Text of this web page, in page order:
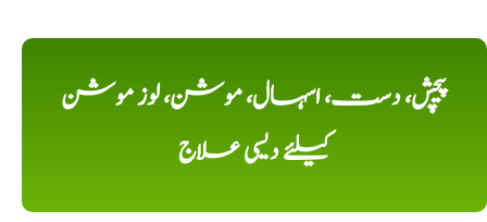
پیچش، دست، اسہال، موشن، لوز موشن
کیلئے دیسی علاج